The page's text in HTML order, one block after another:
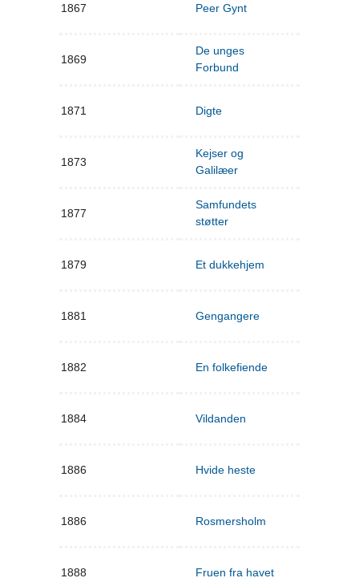
1867 Peer Gynt
1869
De unges
Forbund
1871 Digte
1873
Kejser og
Galilæer
1877
Samfundets
støtter
1879 Et dukkehjem
1881 Gengangere
1882 En folkefiende
1884 Vildanden
1886 Hvide heste
1886 Rosmersholm
1888 Fruen fra havet